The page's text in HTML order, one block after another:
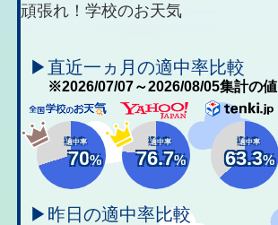
頑張れ！学校のお天気
▶直近一ヵ月の適中率比較
※2026/07/07～2026/08/05集計の値
適中率
70%
適中率
76.7%
適中率
63.3%
▶昨日の適中率比較